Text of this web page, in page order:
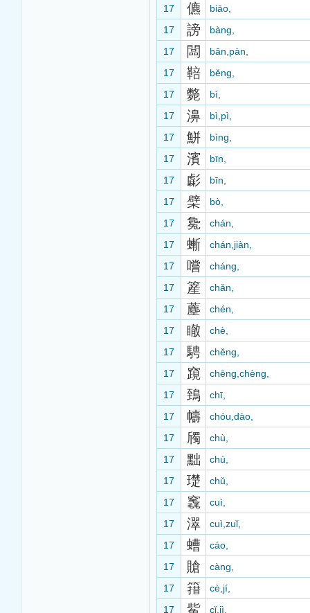
17
儦
biāo,
17
謗
bàng,
17
闆
bǎn,pàn,
17
鞛
běng,
17
斃
bì,
17
濞
bì,pì,
17
鮩
bìng,
17
濱
bīn,
17
虨
bīn,
17
檗
bò,
17
毚
chán,
17
螹
chán,jiàn,
17
嚐
cháng,
17
簅
chǎn,
17
薼
chén,
17
瞮
chè,
17
騁
chěng,
17
竀
chēng,chèng,
17
鵄
chī,
17
幬
chóu,dào,
17
斶
chù,
17
黜
chù,
17
璴
chǔ,
17
竁
cuì,
17
濢
cuì,zuǐ,
17
螬
cáo,
17
賶
càng,
17
簎
cè,jí,
17
鮆
cǐ,jì,